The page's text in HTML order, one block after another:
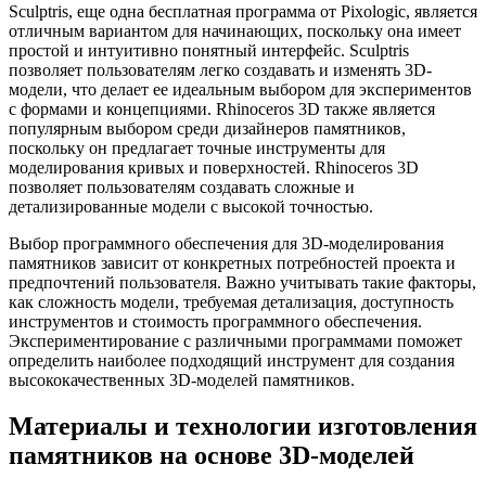
Sculptris, еще одна бесплатная программа от Pixologic, является
отличным вариантом для начинающих, поскольку она имеет
простой и интуитивно понятный интерфейс. Sculptris
позволяет пользователям легко создавать и изменять 3D-
модели, что делает ее идеальным выбором для экспериментов
с формами и концепциями. Rhinoceros 3D также является
популярным выбором среди дизайнеров памятников,
поскольку он предлагает точные инструменты для
моделирования кривых и поверхностей. Rhinoceros 3D
позволяет пользователям создавать сложные и
детализированные модели с высокой точностью.
Выбор программного обеспечения для 3D-моделирования
памятников зависит от конкретных потребностей проекта и
предпочтений пользователя. Важно учитывать такие факторы,
как сложность модели, требуемая детализация, доступность
инструментов и стоимость программного обеспечения.
Экспериментирование с различными программами поможет
определить наиболее подходящий инструмент для создания
высококачественных 3D-моделей памятников.
Материалы и технологии изготовления
памятников на основе 3D-моделей